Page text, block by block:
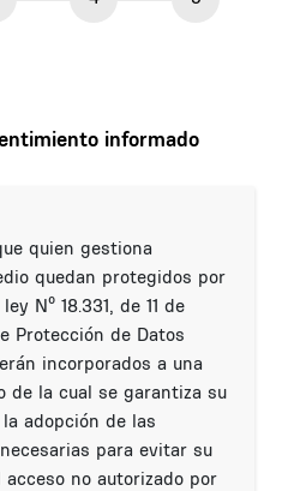
informado
quien gestiona
quedan protegidos por
Nº 18.331, de 11 de
Protección de Datos
incorporados a una
de la cual se garantiza su
adopción de las
para evitar su
no autorizado por